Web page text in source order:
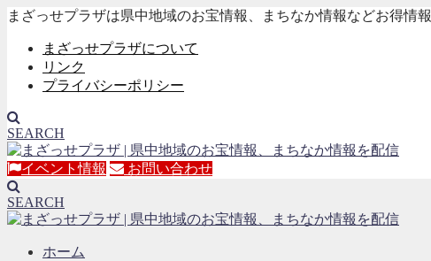
まざっせプラザは県中地域のお宝情報、まちなか情報などお得情
まざっせプラザについて
リンク
プライバシーポリシー
SEARCH
イベント情報 お問い合わせ
SEARCH
ホーム